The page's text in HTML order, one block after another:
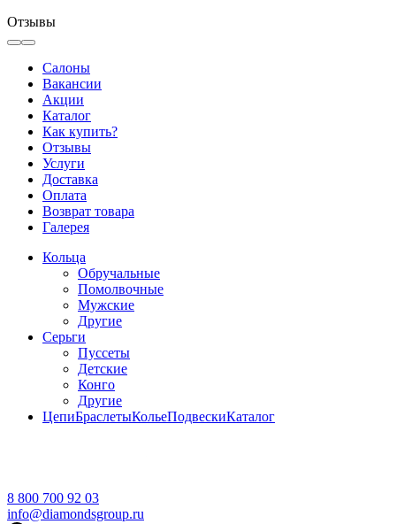
Отзывы
Салоны
Вакансии
Акции
Каталог
Как купить?
Отзывы
Услуги
Доставка
Оплата
Возврат товара
Галерея
Кольца
Обручальные
Помолвочные
Мужские
Другие
Серьги
Пуссеты
Детские
Конго
Другие
ЦепиБраслетыКольеПодвескиКаталог
8 800 700 92 03
info@diamondsgroup.ru